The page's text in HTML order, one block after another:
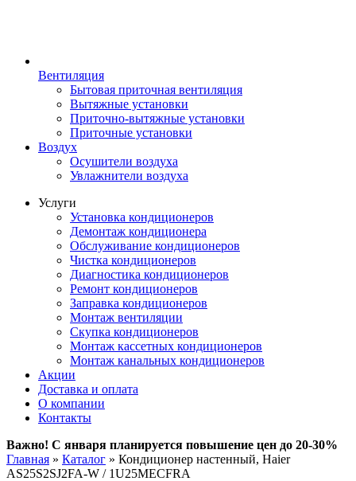
Вентиляция
Бытовая приточная вентиляция
Вытяжные установки
Приточно-вытяжные установки
Приточные установки
Воздух
Осушители воздуха
Увлажнители воздуха
Услуги
Установка кондиционеров
Демонтаж кондиционера
Обслуживание кондиционеров
Чистка кондиционеров
Диагностика кондиционеров
Ремонт кондиционеров
Заправка кондиционеров
Монтаж вентиляции
Скупка кондиционеров
Монтаж кассетных кондиционеров
Монтаж канальных кондиционеров
Акции
Доставка и оплата
О компании
Контакты
Важно! С января планируется повышение цен до 20-30%
Главная » Каталог » Кондиционер настенный, Haier
AS25S2SJ2FA-W / 1U25MECFRA